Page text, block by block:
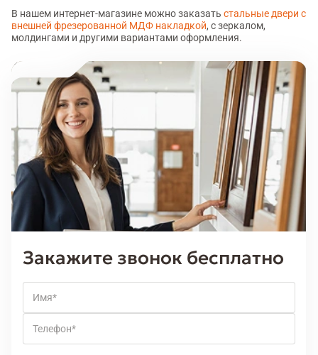
В нашем интернет-магазине можно заказать стальные двери с
внешней фрезерованной МДФ накладкой, с зеркалом,
молдингами и другими вариантами оформления.
Закажите звонок бесплатно
Имя
Телефон